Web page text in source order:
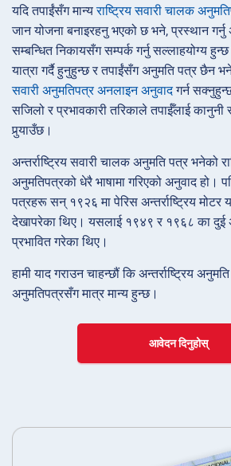
यदि तपाईंसँग मान्यराष्ट्रिय सवारी चालक
जान योजना बनाइरहनु भएको छ भने, प्रस्थान
सम्बन्धित निकायसँग सम्पर्क गर्नु सल्लाहयोग्य
यात्रा गर्दै हुनुहुन्छ र तपाईंसँग अनुमति पत्र छैन
सवारी अनुमतिपत्र अनलाइन अनुवादगर्न
सजिलो र प्रभावकारी तरिकाले तपाईँलाई कानुनी
पुर्‍याउँछ।
अन्तर्राष्ट्रिय सवारी चालक अनुमति पत्र भनेको
अनुमतिपत्रको धेरै भाषामा गरिएको अनुवाद हो।
पत्रहरू सन् १९२६ मा पेरिस अन्तर्राष्ट्रिय मोटर
देखापरेका थिए। यसलाई १९४९ र १९६८ का
प्रभावित गरेका थिए।
हामी याद गराउन चाहन्छौं कि अन्तर्राष्ट्रिय
अनुमतिपत्रसँग मात्र मान्य हुन्छ।
आवेदन दिनुहोस्